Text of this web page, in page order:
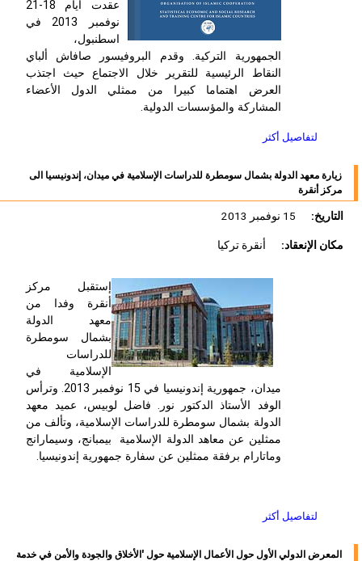
عقدت أيام 18-21
نوفمبر 2013 في
اسطنبول،
الجمهورية التركية. وقدم البروفيسور صافاش ألباي
النقاط الرئيسية للتقرير خلال الاجتماع حيث اجتذب
العرض اهتماما كبيرا من ممثلي الدول الأعضاء
المشاركة والمؤسسات الدولية.
لتفاصيل أكثر
زيارة معهد الدولة بشمال سومطرة للدراسات الإسلامية في ميدان، إندونيسيا الى
مركز أنقرة
التاريخ:
مكان الإنعقاد:
أنقرة تركيا
إستقبل مركز
أنقرة وفدا من
معهد الدولة
بشمال سومطرة
للدراسات
الإسلامية في
ميدان، جمهورية إندونيسيا في 15 نوفمبر 2013. وترأس
الوفد الأستاذ الدكتور نور. فاضل لوبيس، عميد معهد
الدولة بشمال سومطرة للدراسات الإسلامية، وتألف من
ممثلين عن معاهد الدولة الإسلامية بيمبانج، وسيمارانج
وماتارام برفقة ممثلين عن سفارة جمهورية إندونيسيا.
لتفاصيل أكثر
المعرض الدولي الأول حول الأعمال الإسلامية حول 'الأخلاق والجودة والأمن في خدمة